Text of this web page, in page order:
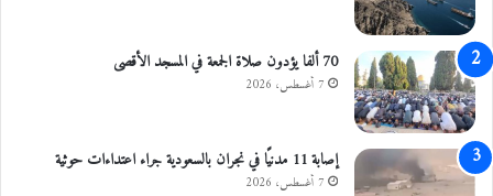
ف
ا
و
ل
ي
د
ن
ق
70 ألفا يؤدون صلاة الجمعة في المسجد الأقصى
7 أغسطس، 2026
إصابة 11 مدنيًا في نجران بالسعودية جراء اعتداءات حوثية
7 أغسطس، 2026